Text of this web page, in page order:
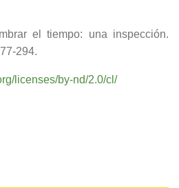
el tiempo: una inspección.
294.
licenses/by-nd/2.0/cl/